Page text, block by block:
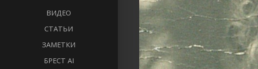
ВИДЕО
СТАТЬИ
ЗАМЕТКИ
БРЕСТ AI